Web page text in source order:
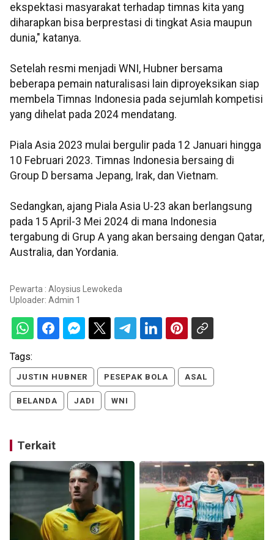
ekspektasi masyarakat terhadap timnas kita yang
diharapkan bisa berprestasi di tingkat Asia maupun
dunia," katanya.
Setelah resmi menjadi WNI, Hubner bersama
beberapa pemain naturalisasi lain diproyeksikan siap
membela Timnas Indonesia pada sejumlah kompetisi
yang dihelat pada 2024 mendatang.
Piala Asia 2023 mulai bergulir pada 12 Januari hingga
10 Februari 2023. Timnas Indonesia bersaing di
Group D bersama Jepang, Irak, dan Vietnam.
Sedangkan, ajang Piala Asia U-23 akan berlangsung
pada 15 April-3 Mei 2024 di mana Indonesia
tergabung di Grup A yang akan bersaing dengan Qatar,
Australia, dan Yordania.
Pewarta : Aloysius Lewokeda
Uploader: Admin 1
Tags:
JUSTIN HUBNER PESEPAK BOLA ASAL
BELANDA JADI WNI
Terkait